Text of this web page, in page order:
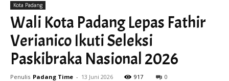
Kota Padang
Wali Kota Padang Lepas Fathir
Verianico Ikuti Seleksi
Paskibraka Nasional 2026
Penulis Padang Time - 13 Juni 2026 917 0